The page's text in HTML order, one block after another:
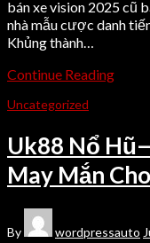
bán xe vision 2025 cũ
nhà mẫu cược danh
Khủng thành…
Continue Reading
Uncategorized
Uk88 Nổ
May Mắn
By wordpressauto